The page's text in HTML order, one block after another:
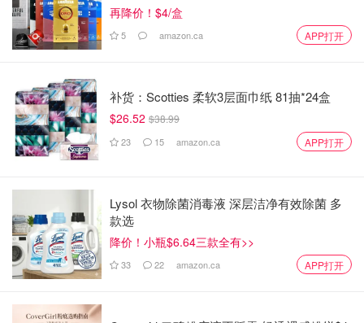
再降价！$4/盒
5 amazon.ca APP打开
补货：Scotties 柔软3层面巾纸 81抽*24盒
$26.52 $38.99
23 15 amazon.ca APP打开
Lysol 衣物除菌消毒液 深层洁净有效除菌 多
款选
降价！小瓶$6.64三款全有>>
33 22 amazon.ca APP打开